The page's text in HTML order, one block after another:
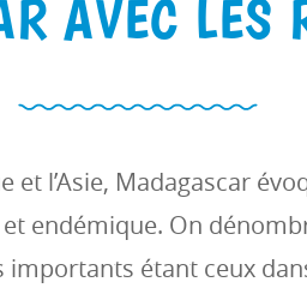
AVEC LES
et l’Asie, Madagascar
endémique. On
étant ceux